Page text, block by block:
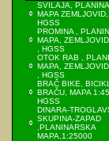
SVILAJA,
MAPA
HGSS
PROMINA ,
MAPA,
, HGSS
OTOK RAB ,
MAPA,
, HGSS
BRAČ BIKE,
BRAČU, MAPA
HGSS
DINARA-
SKUPINA-ZAPAD
,PLANINARSKA
MAPA,1:25000